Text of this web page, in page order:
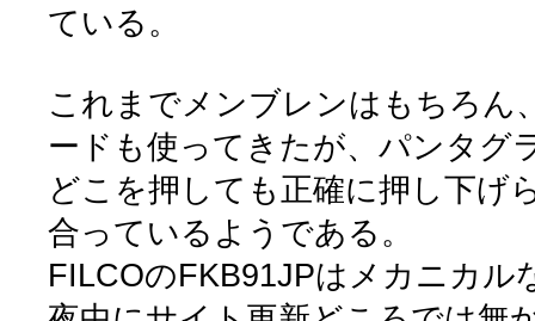
ている。
これまでメンブレンはもちろん
ードも使ってきたが、パンタグ
どこを押しても正確に押し下げ
合っているようである。
FILCOのFKB91JPはメカニカル